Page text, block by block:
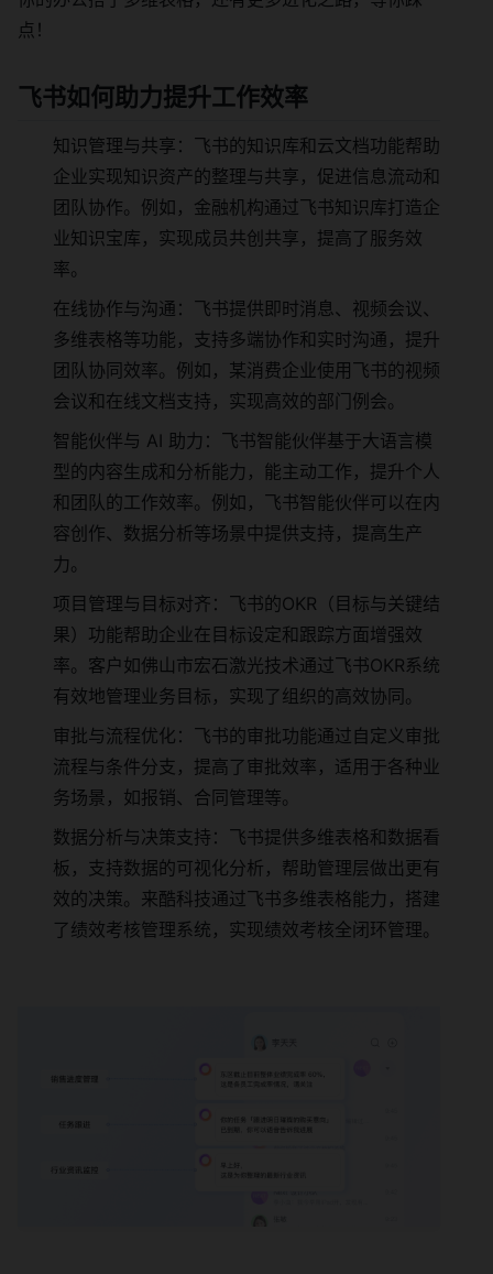
点！
飞书如何助力提升工作效率
知识管理与共享：飞书的知识库和云文档功能帮助
企业实现知识资产的整理与共享，促进信息流动和
团队协作。例如，金融机构通过飞书知识库打造企
业知识宝库，实现成员共创共享，提高了服务效
率。
在线协作与沟通：飞书提供即时消息、视频会议、
多维表格等功能，支持多端协作和实时沟通，提升
团队协同效率。例如，某消费企业使用飞书的视频
会议和在线文档支持，实现高效的部门例会。
智能伙伴与 AI 助力：飞书智能伙伴基于大语言模
型的内容生成和分析能力，能主动工作，提升个人
和团队的工作效率。例如，飞书智能伙伴可以在内
容创作、数据分析等场景中提供支持，提高生产
力。
项目管理与目标对齐：飞书的OKR（目标与关键结
果）功能帮助企业在目标设定和跟踪方面增强效
率。客户如佛山市宏石激光技术通过飞书OKR系统
有效地管理业务目标，实现了组织的高效协同。
审批与流程优化：飞书的审批功能通过自定义审批
流程与条件分支，提高了审批效率，适用于各种业
务场景，如报销、合同管理等。
数据分析与决策支持：飞书提供多维表格和数据看
板，支持数据的可视化分析，帮助管理层做出更有
效的决策。来酷科技通过飞书多维表格能力，搭建
了绩效考核管理系统，实现绩效考核全闭环管理。